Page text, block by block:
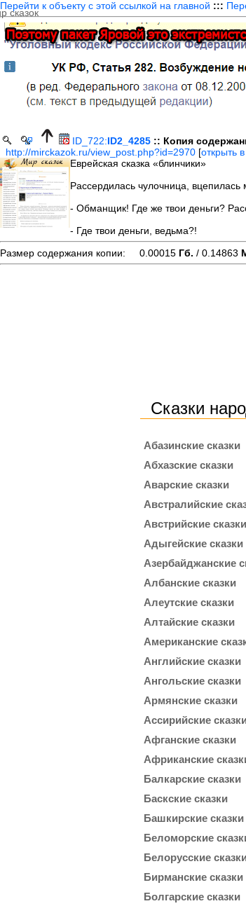
Перейти к объекту с этой ссылкой на главной :::
ID_722:ID2_4285 :: Копия
http://mirckazok.ru/view_post.php?id=2970 [открыть
Еврейская сказка «блинчики»
Рассердилась чулочница, вцепилась
- Обманщик! Где же твои деньги?
- Где твои деньги, ведьма?!
Размер содержания копии: 0.00015 Гб. / 0.14863
Сказки
Абазинские сказки
Абхазские сказки
Аварские сказки
Австралийские
Австрийские сказки
Адыгейские сказки
Азербайджанские
Албанские сказки
Алеутские сказки
Алтайские сказки
Американские
Английские сказки
Ангольские сказки
Армянские сказки
Ассирийские
Афганские сказки
Африканские
Балкарские сказки
Баскские сказки
Башкирские сказки
Беломорские
Белорусские
Бирманские сказки
Болгарские сказки